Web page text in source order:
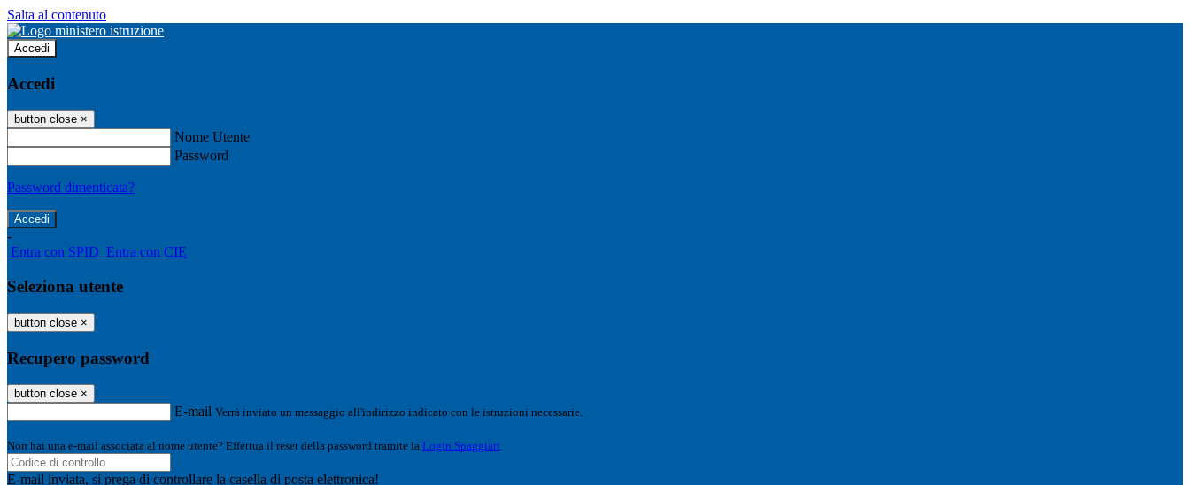
Salta al contenuto
Accedi
Accedi
button close ×
Nome Utente
Password
Password dimenticata?
-
Entra con SPID Entra con CIE
Seleziona utente
button close ×
Recupero password
button close ×
E-mail Verrà inviato un messaggio all'indirizzo indicato con le istruzioni necessarie.
Non hai una e-mail associata al nome utente? Effettua il reset della password tramite la Login Spaggiari
E-mail inviata, si prega di controllare la casella di posta elettronica!